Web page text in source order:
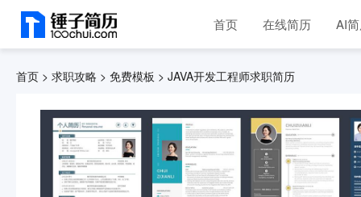
首页 在线简历 AI
首页 > 求职攻略 > 免费模板 > JAVA开发工程师求职简历